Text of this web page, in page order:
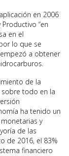
en 2006
“en
en el
lo que se
a obtener
de la
todo en la
ha tenido un
y
de las
de 2016, el 83%
financiero